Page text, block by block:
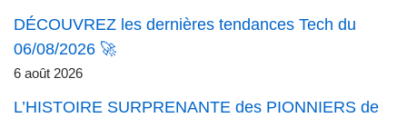
DÉCOUVREZ les dernières tendances Tech du
06/08/2026 🚀
6 août 2026
L’HISTOIRE SURPRENANTE des PIONNIERS de